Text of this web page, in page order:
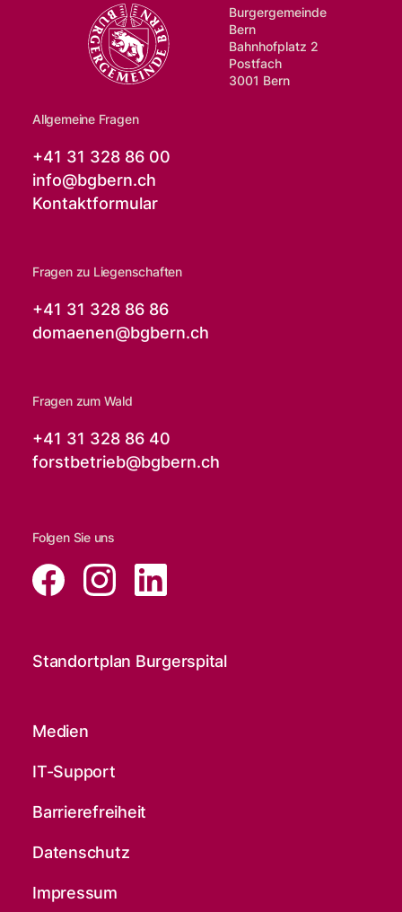
Burgergemeinde
Bern
Bahnhofplatz 2
Postfach
3001 Bern
Allgemeine Fragen
+41 31 328 86 00
info@bgbern.ch
Kontaktformular
Fragen zu Liegenschaften
+41 31 328 86 86
domaenen@bgbern.ch
Fragen zum Wald
+41 31 328 86 40
forstbetrieb@bgbern.ch
Folgen Sie uns
Standortplan Burgerspital
Medien
IT-Support
Barrierefreiheit
Datenschutz
Impressum